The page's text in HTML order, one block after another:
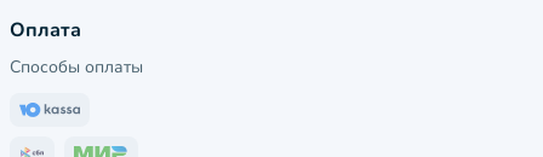
Оплата
Способы оплаты